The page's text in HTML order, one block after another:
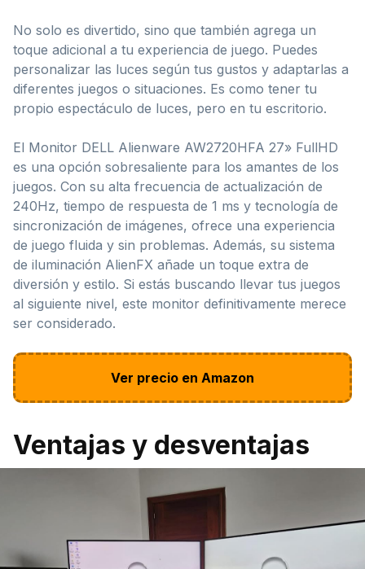
No solo es divertido, sino que también agrega un
toque adicional a tu experiencia de juego. Puedes
personalizar las luces según tus gustos y adaptarlas a
diferentes juegos o situaciones. Es como tener tu
propio espectáculo de luces, pero en tu escritorio.
El Monitor DELL Alienware AW2720HFA 27» FullHD
es una opción sobresaliente para los amantes de los
juegos. Con su alta frecuencia de actualización de
240Hz, tiempo de respuesta de 1 ms y tecnología de
sincronización de imágenes, ofrece una experiencia
de juego fluida y sin problemas. Además, su sistema
de iluminación AlienFX añade un toque extra de
diversión y estilo. Si estás buscando llevar tus juegos
al siguiente nivel, este monitor definitivamente merece
ser considerado.
Ver precio en Amazon
Ventajas y desventajas